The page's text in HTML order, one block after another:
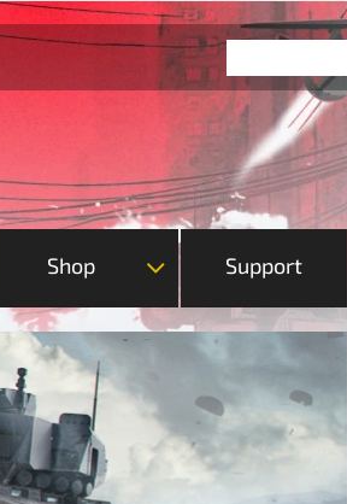
Shop Support